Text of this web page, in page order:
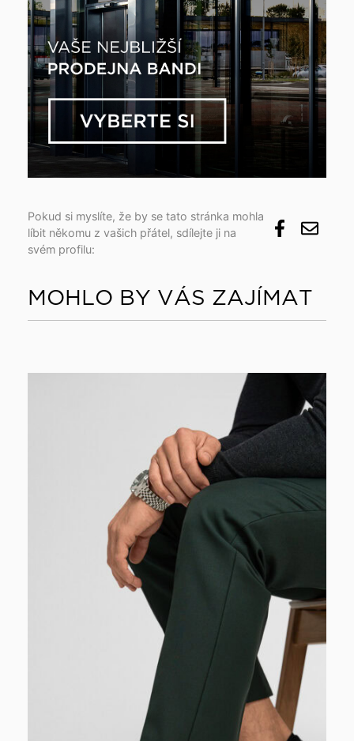
Pokud si myslíte, že by se tato stránka mohla
líbit někomu z vašich přátel, sdílejte ji na
svém profilu:
MOHLO BY VÁS ZAJÍMAT